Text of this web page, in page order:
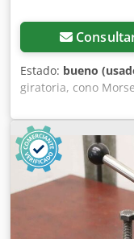
Estado: bueno
giratoria, cono
giratoria, punta
cono de centrado -
centrado giratoria -
Dimensiones: Ø 69 x
Peso: 2,1 kg